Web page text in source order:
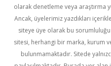
olarak denetleme veya araştırma
Ancak, üyelerimiz yazdıkları
siteye üye olarak bu
sitesi, herhangi bir marka, kurum
bulunmamaktadır. Sitede